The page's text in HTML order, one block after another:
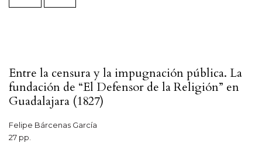
Entre la censura y la impugnación pública. La
fundación de “El Defensor de la Religión” en
Guadalajara (1827)
Felipe Bárcenas García
27 pp.